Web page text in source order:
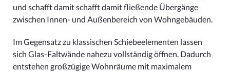
und schafft damit schafft damit fließende Übergänge
zwischen Innen- und Außenbereich von Wohngebäuden.
Im Gegensatz zu klassischen Schiebeelementen lassen
sich Glas-Faltwände nahezu vollständig öffnen. Dadurch
entstehen großzügige Wohnräume mit maximalem